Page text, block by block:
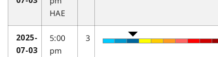
HAE
2025-
07-03
5:00
pm
3